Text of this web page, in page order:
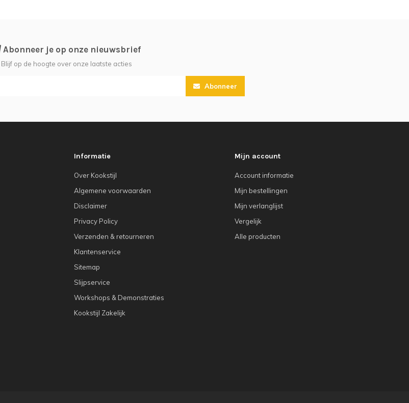
Abonneer je op onze nieuwsbrief
Blijf op de hoogte over onze laatste acties
Abonneer
Informatie
Over Kookstijl
Algemene voorwaarden
Disclaimer
Privacy Policy
Verzenden & retourneren
Klantenservice
Sitemap
Slijpservice
Workshops & Demonstraties
Kookstijl Zakelijk
Mijn account
Account informatie
Mijn bestellingen
Mijn verlanglijst
Vergelijk
Alle producten